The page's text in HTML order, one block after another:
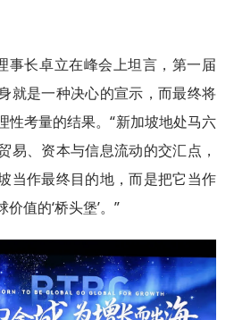
事长卓立在峰会上坦言，第一届
就是一种决心的宣示，而最终将
性考量的结果。“新加坡地处马六
易、资本与信息流动的交汇点，
当作最终目的地，而是把它当作
值的‘桥头堡’。”